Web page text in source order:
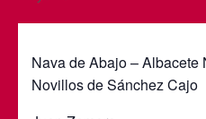
Nava de Abajo –
Novillos de Sánchez Cajo